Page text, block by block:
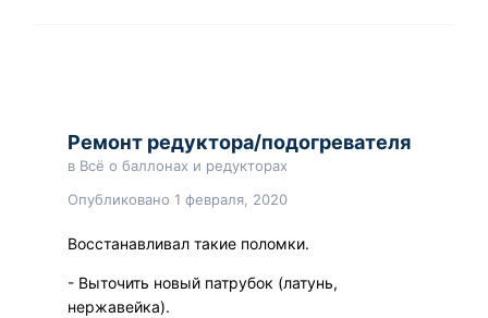
Ремонт редуктора/подогревателя
в Всё о баллонах и редукторах
Опубликовано 1 февраля, 2020
Восстанавливал такие поломки.
- Выточить новый патрубок (латунь,
нержавейка).